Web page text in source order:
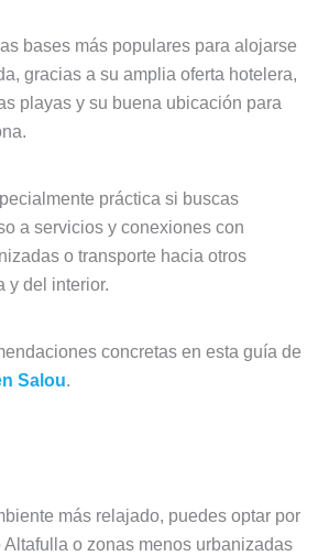
bases más populares para alojarse
gracias a su amplia oferta hotelera,
playas y su buena ubicación para
práctica si buscas
a servicios y conexiones con
o transporte hacia otros
y del interior.
concretas en esta guía de
Salou.
más relajado, puedes optar por
Altafulla o zonas menos urbanizadas